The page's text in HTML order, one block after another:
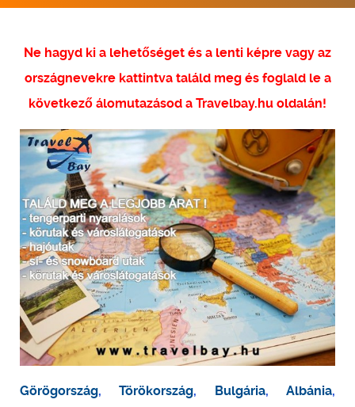
Ne hagyd ki a lehetőséget és a lenti képre vagy az
országnevekre kattintva találd meg és foglald le a
következő álomutazásod a Travelbay.hu oldalán!
Görögország,Törökország, Bulgária,Albánia,